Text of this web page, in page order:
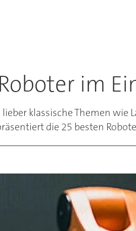
im
klassische Themen
die 25 besten